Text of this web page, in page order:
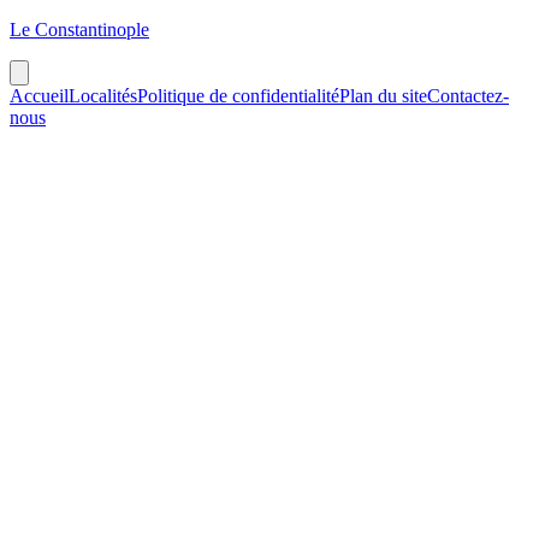
Le Constantinople
AccueilLocalitésPolitique de confidentialitéPlan du siteContactez-
nous